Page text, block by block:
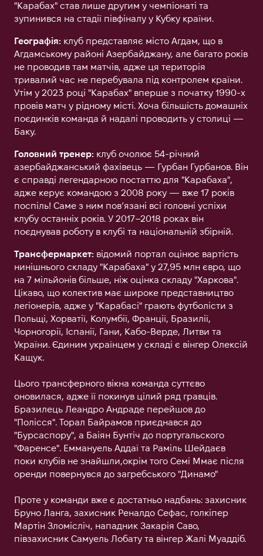
"Карабах" став лише другим у чемпіонаті та
зупинився на стадії півфіналу у Кубку країни.
Географія: клуб представляє місто Агдам, що в
Агдамському районі Азербайджану, але багато років
не проводив там матчів, адже ця територія
тривалий час не перебувала під контролем країни.
Утім у 2023 році "Карабах" вперше з початку 1990-х
провів матч у рідному місті. Хоча більшість домашніх
поєдинків команда й надалі проводить у столиці —
Баку.
Головний тренер: клуб очолює 54-річний
азербайджанський фахівець — Гурбан Гурбанов. Він
є справді легендарною постаттю для "Карабаха",
адже керує командою з 2008 року — вже 17 років
поспіль! Саме з ним пов’язані всі головні успіхи
клубу останніх років. У 2017–2018 роках він
поєднував роботу в клубі та національній збірній.
Трансфермаркет: відомий портал оцінює вартість
нинішнього складу "Карабаха" у 27,95 млн євро, що
на 7 мільйонів більше, ніж оцінка складу "Харкова".
Цікаво, що колектив має широке представництво
легіонерів, адже у "Карабасі" грають футболісти з
Польщі, Хорватії, Колумбії, Франції, Бразилії,
Чорногорії, Іспанії, Гани, Кабо-Верде, Литви та
України. Єдиним українцем у складі є вінгер Олексій
Кащук.
Цього трансферного вікна команда суттєво
оновилася, адже її покинув цілий ряд гравців.
Бразилець Леандро Андраде перейшов до
"Полісся". Торал Байрамов приєднався до
"Бурсаспору", а Баіян Бунтіч до португальского
"Фаренсе". Еммануель Аддаї та Раміль Шейдаєв
поки клубів не знайшли,окрім того Семі Ммає після
оренди повернувся до загребського "Динамо"
Проте у команди вже є достатньо надбань: захисник
Бруно Ланга, захисник Реналдо Сефас, голкіпер
Мартін Зломісліч, нападник Закарія Саво,
півзахисник Самуель Лобату та вінгер Жалі Муаддіб.